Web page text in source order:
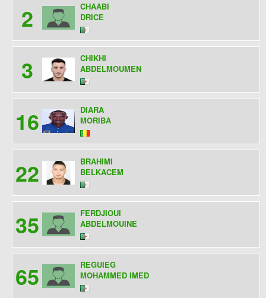
2
CHAABI
DRICE
3
CHIKHI
ABDELMOUMEN
16
DIARA
MORIBA
22
BRAHIMI
BELKACEM
35
FERDJIOUI
ABDELMOUINE
65
REGUIEG
MOHAMMED IMED